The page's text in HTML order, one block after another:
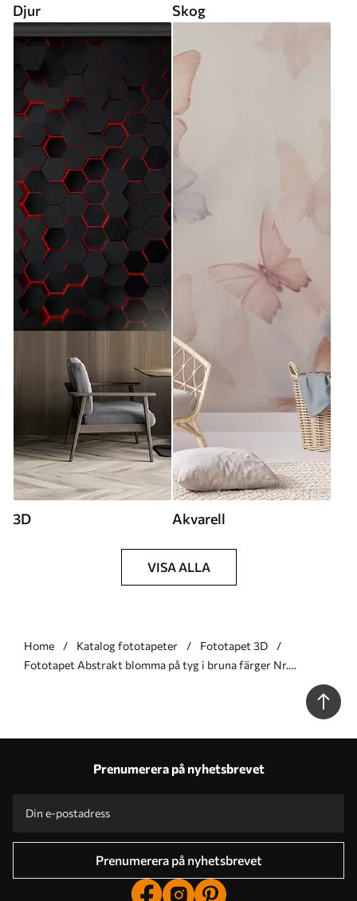
Djur Skog
3D Akvarell
VISA ALLA
Home Katalog fototapeter
Fototapet 3D
Fototapet Abstrakt blomma på tyg i bruna färger Nr.
Prenumerera på nyhetsbrevet
Prenumerera på nyhetsbrevet